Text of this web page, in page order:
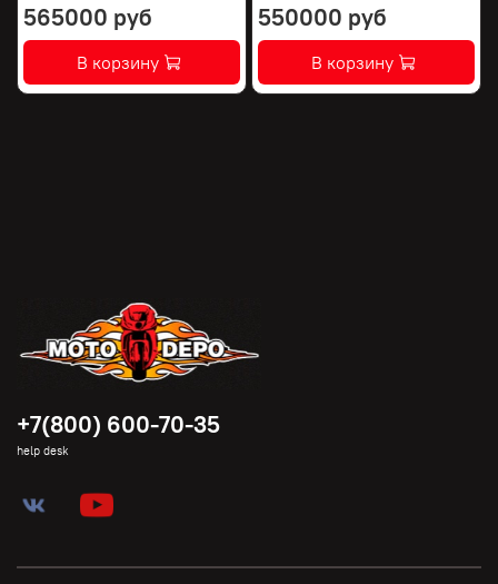
565000 руб
В корзину
550000 руб
В корзину
+7(800) 600-70-35
help desk